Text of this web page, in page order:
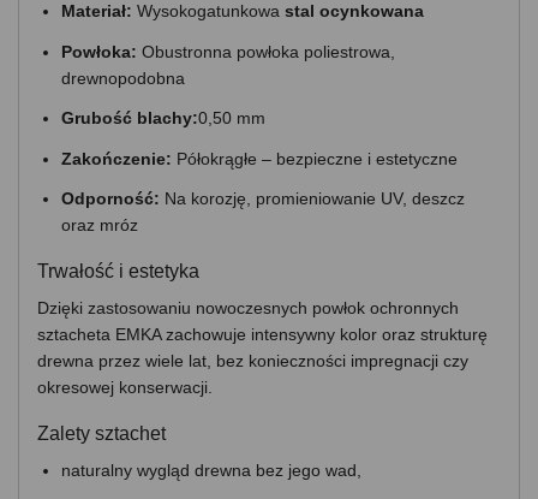
Materiał: Wysokogatunkowa stal ocynkowana
Powłoka: Obustronna powłoka poliestrowa,
drewnopodobna
Grubość blachy:0,50 mm
Zakończenie: Półokrągłe – bezpieczne i estetyczne
Odporność: Na korozję, promieniowanie UV, deszcz
oraz mróz
Trwałość i estetyka
Dzięki zastosowaniu nowoczesnych powłok ochronnych
sztacheta EMKA zachowuje intensywny kolor oraz strukturę
drewna przez wiele lat, bez konieczności impregnacji czy
okresowej konserwacji.
Zalety sztachet
naturalny wygląd drewna bez jego wad,